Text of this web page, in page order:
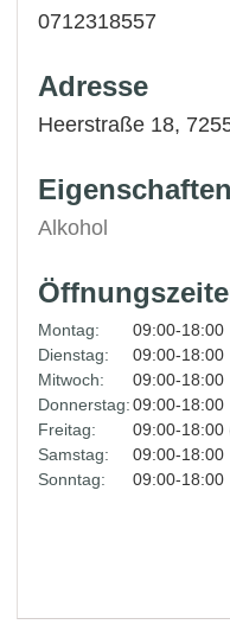
0712318557
Adresse
Heerstraße 18,
Eigenschaften
Alkohol
Montag:
09:00-18:00
Dienstag:
09:00-18:00
Mitwoch:
09:00-18:00
Donnerstag: 09:00-18:00
Freitag:
09:00-18:00
Samstag:
09:00-18:00
Sonntag:
09:00-18:00